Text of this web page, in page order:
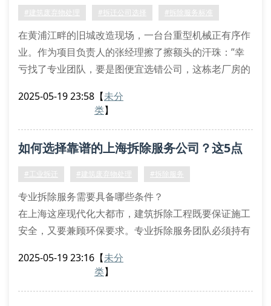
除工程专业承包资质。建议要求查看企业资质原件，并
必须掌握！
#建筑废弃物处理 #拆迁公司选择 #拆除服务标准
在黄浦江畔的旧城改造现场，一台台重型机械正有序作
业。作为项目负责人的张经理擦了擦额头的汗珠：”幸
亏找了专业团队，要是图便宜选错公司，这栋老厂房的
演，选择合规的拆迁公司已成为工程成败的关键。
资质》，这是从事建筑拆除的法定凭证。以虹桥某商业
体拆除为例，施工方因缺少危化品处理资
2025-05-19 23:58 【未分
类】
如何选择靠谱的上海拆除服务公司？这5点
必须了解！
#工业拆迁 #建筑废弃物处理 #拆除服务
专业拆除服务需要具备哪些条件？
在上海这座现代化大都市，建筑拆除工程既要保证施工
安全，又要兼顾环保要求。专业拆除服务团队必须持有
整的废弃物处理体系。以某工业厂房改造项目为例，施
2025-05-19 23:16 【未分
类】